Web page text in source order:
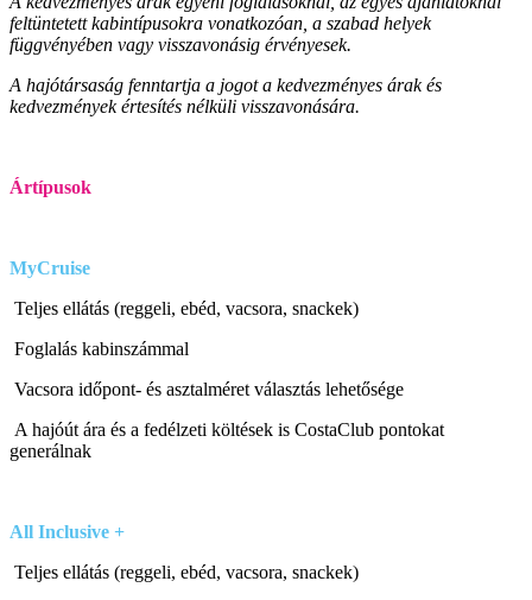
feltüntetett kabintípusokra vonatkozóan, a szabad helyek
függvényében vagy visszavonásig érvényesek.
A hajótársaság fenntartja a jogot a kedvezményes árak és
kedvezmények értesítés nélküli visszavonására.
Ártípusok
MyCruise
Teljes ellátás (reggeli, ebéd, vacsora, snackek)
Foglalás kabinszámmal
Vacsora időpont- és asztalméret választás lehetősége
A hajóút ára és a fedélzeti költések is CostaClub pontokat
generálnak
All Inclusive +
Teljes ellátás (reggeli, ebéd, vacsora, snackek)